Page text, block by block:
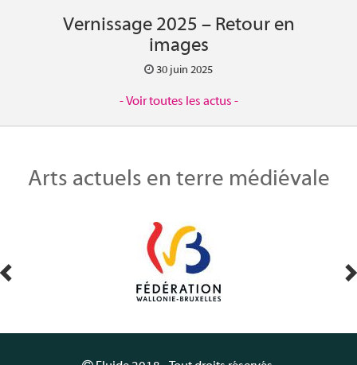
Vernissage 2025 – Retour en
images
30 juin 2025
- Voir toutes les actus -
Arts actuels en terre médiévale